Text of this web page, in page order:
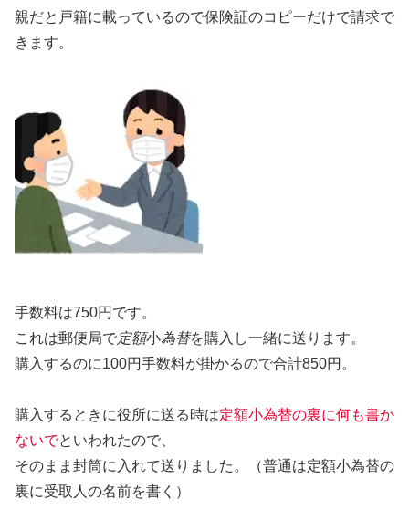
親だと戸籍に載っているので保険証のコピーだけで請求で
きます。
手数料は750円です。
これは郵便局で定額小為替を購入し一緒に送ります。
購入するのに100円手数料が掛かるので合計850円。
購入するときに役所に送る時は定額小為替の裏に何も書か
ないでといわれたので、
そのまま封筒に入れて送りました。（普通は定額小為替の
裏に受取人の名前を書く）